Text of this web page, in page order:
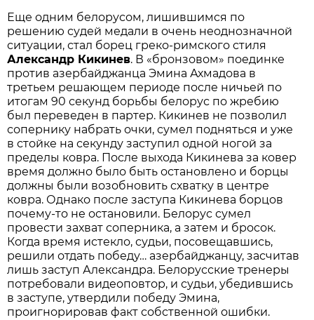
Еще одним белорусом, лишившимся по
решению судей медали в очень неоднозначной
ситуации, стал борец греко-римского стиля
Александр Кикинев. В «бронзовом» поединке
против азербайджанца Эмина Ахмадова в
третьем решающем периоде после ничьей по
итогам 90 секунд борьбы белорус по жребию
был переведен в партер. Кикинев не позволил
сопернику набрать очки, сумел подняться и уже
в стойке на секунду заступил одной ногой за
пределы ковра. После выхода Кикинева за ковер
время должно было быть остановлено и борцы
должны были возобновить схватку в центре
ковра. Однако после заступа Кикинева борцов
почему-то не остановили. Белорус сумел
провести захват соперника, а затем и бросок.
Когда время истекло, судьи, посовещавшись,
решили отдать победу… азербайджанцу, засчитав
лишь заступ Александра. Белорусские тренеры
потребовали видеоповтор, и судьи, убедившись
в заступе, утвердили победу Эмина,
проигнорировав факт собственной ошибки.